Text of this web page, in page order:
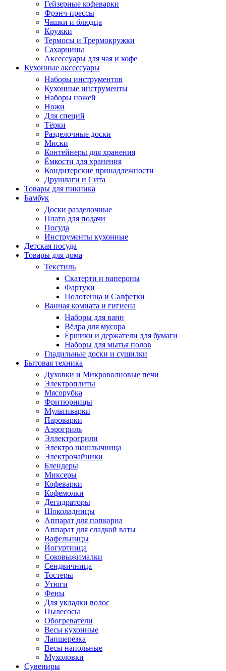
Гейзерные кофеварки
Фрэнч-прессы
Чашки и блюдца
Кружки
Термосы и Трермокружки
Сахарницы
Аксессуары для чая и кофе
Кухонные аксессуары
Наборы инструментов
Кухонные инструменты
Наборы ножей
Ножи
Для специй
Тёрки
Разделочные доски
Миски
Контейнеры для хранения
Ёмкости для хранения
Кондитерские принадлежности
Друшлаги и Сита
Товары для пикника
Бамбук
Доски разделочные
Плато для подачи
Посуда
Инструменты кухонные
Детская посуда
Товары для дома
Текстиль
Скатерти и напероны
Фартуки
Полотенца и Салфетки
Ванная комната и гигиена
Наборы для ванн
Вёдра для мусора
Ёршики и держатели для бумаги
Наборы для мытья полов
Гладильные доски и сушилки
Бытовая техника
Духовки и Микроволновые печи
Электроплиты
Мясорубка
Фритюрницы
Мультиварки
Пароварки
Аэрогриль
Эллектрогрили
Электро шашлычница
Электрочайники
Блендеры
Миксеры
Кофеварки
Кофемолки
Дегидраторы
Шоколадницы
Аппарат для попкорна
Аппарат для сладкой ваты
Вафельницы
Йогуртница
Соковыжималки
Сендвичница
Тостеры
Утюги
Фены
Для укладки волос
Пылесосы
Обогреватели
Весы кухонные
Лапшерезка
Весы напольные
Мухоловки
Сувениры